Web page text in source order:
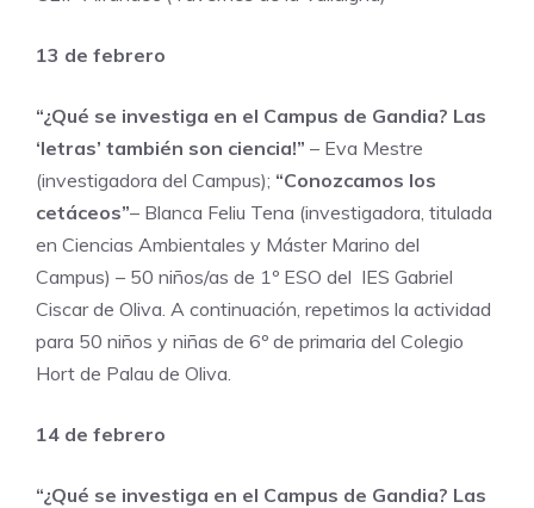
13 de febrero
“¿Qué se investiga en el Campus de Gandia? Las
‘letras’ también son ciencia!” – Eva Mestre
(investigadora del Campus); “Conozcamos los
cetáceos”– Blanca Feliu Tena (investigadora, titulada
en Ciencias Ambientales y Máster Marino del
Campus) – 50 niños/as de 1º ESO del IES Gabriel
Ciscar de Oliva. A continuación, repetimos la actividad
para 50 niños y niñas de 6º de primaria del Colegio
Hort de Palau de Oliva.
14 de febrero
“¿Qué se investiga en el Campus de Gandia? Las